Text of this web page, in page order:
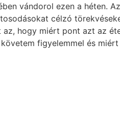
vándorol ezen a héten.
célzó
hogy miért pont azt az
figyelemmel és